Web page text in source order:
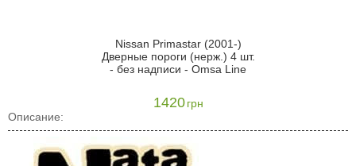
Nissan Primastar (2001-)
Дверные пороги (нерж.) 4 шт.
- без надписи - Omsa Line
1420 грн
Описание: